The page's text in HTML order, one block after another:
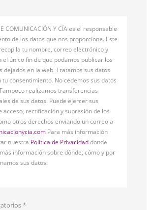
COMUNICACIÓN Y CÍA es el responsable
de los datos que nos proporcione. Este
tu nombre, correo electrónico y
el único fin de que podamos publicar los
dejados en la web. Tratamos sus datos
tu consentimiento. No cedemos sus datos
realizamos transferencias
de sus datos. Puede ejercer sus
acceso, rectificación y supresión de los
otros derechos enviando un correo a
Para más información
nuestra Política de Privacidaddonde
información sobre dónde, cómo y por
sus datos.
*